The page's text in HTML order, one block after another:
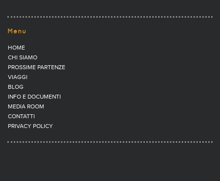
Menu
HOME
CHI SIAMO
PROSSIME PARTENZE
VIAGGI
BLOG
INFO E DOCUMENTI
MEDIA ROOM
CONTATTI
PRIVACY POLICY